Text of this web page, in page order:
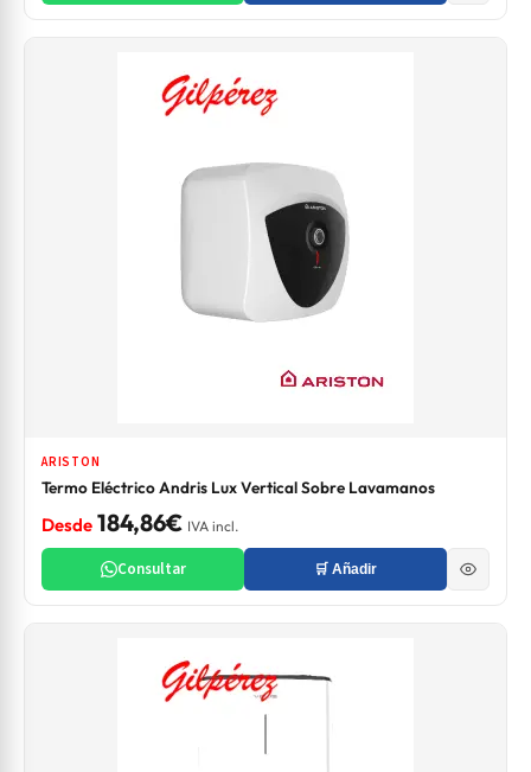
ARISTON
Termo Eléctrico Andris Lux Vertical Sobre Lavamanos
Desde 184,86€ IVA incl.
Consultar 🛒 Añadir